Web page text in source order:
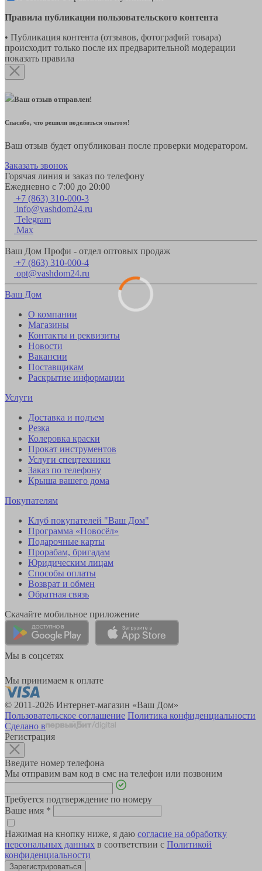
Правила публикации пользовательского контента
• Публикация контента (отзывов, фотографий товара)
происходит только после их предварительной модерации
показать правила
Ваш отзыв отправлен!
Спасибо, что решили поделиться опытом!
Ваш отзыв будет опубликован после проверки модератором.
Заказать звонок
Горячая линия и заказ по телефону
Ежедневно с 7:00 до 20:00
+7 (863) 310-000-3
info@vashdom24.ru
Telegram
Max
Ваш Дом Профи - отдел оптовых продаж
+7 (863) 310-000-4
opt@vashdom24.ru
Ваш Дом
О компании
Магазины
Контакты и реквизиты
Новости
Вакансии
Поставщикам
Раскрытие информации
Услуги
Доставка и подъем
Резка
Колеровка краски
Прокат инструментов
Услуги спецтехники
Заказ по телефону
Крыша вашего дома
Покупателям
Клуб покупателей "Ваш Дом"
Программа «Новосёл»
Подарочные карты
Прорабам, бригадам
Юридическим лицам
Способы оплаты
Возврат и обмен
Обратная связь
Скачайте мобильное приложение
Мы в соцсетях
Мы принимаем к оплате
© 2011-2026 Интернет-магазин «Ваш Дом»
Пользовательское соглашение Политика конфиденциальности
Сделано в
Регистрация
Введите номер телефона
Мы отправим вам код в смс на телефон или позвоним
Требуется подтверждение по номеру
Ваше имя *
Нажимая на кнопку ниже, я даю согласие на обработку
персональных данных в соответствии с Политикой
конфиденциальности
Зарегистрироваться